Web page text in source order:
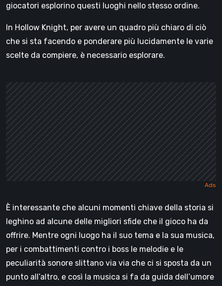
giocatori esplorino questi luoghi nello stesso ordine.
In Hollow Knight, per avere un quadro più chiaro di ciò
che si sta facendo e ponderare più lucidamente le varie
scelte da compiere, è necessario esplorare.
È interessante che alcuni momenti chiave della storia si
leghino ad alcune delle migliori sfide che il gioco ha da
offrire. Mentre ogni luogo ha il suo tema e la sua musica,
per i combattimenti contro i boss le melodie e le
peculiarità sonore slittano via via che ci si sposta da un
punto all’altro, e così la musica si fa da guida dell’umore